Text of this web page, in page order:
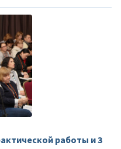
работы и 3